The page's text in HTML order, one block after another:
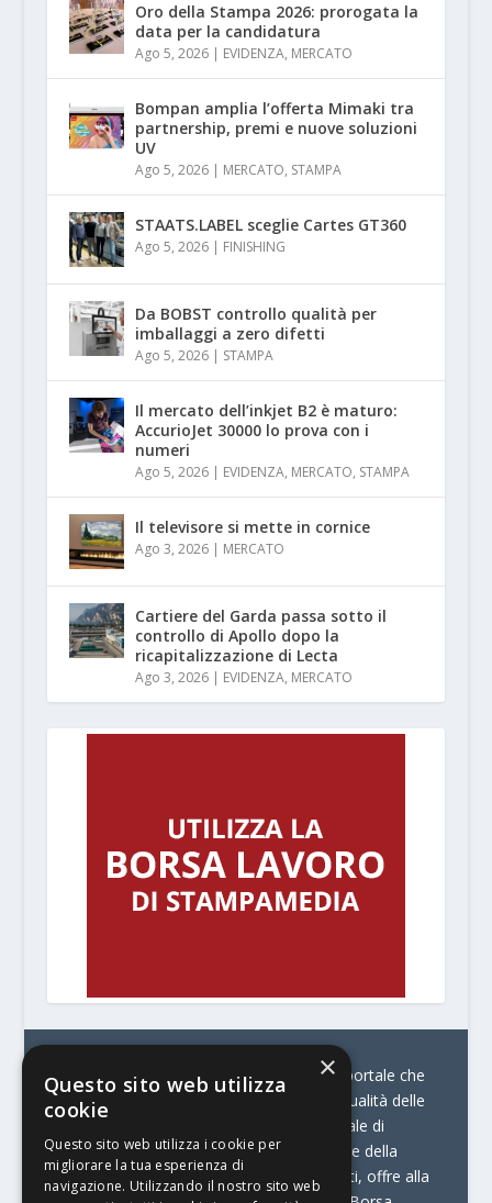
Oro della Stampa 2026: prorogata la
data per la candidatura
Ago 5, 2026| EVIDENZA, MERCATO
Bompan amplia l’offerta Mimaki tra
partnership, premi e nuove soluzioni
UV
Ago 5, 2026| MERCATO, STAMPA
STAATS.LABEL sceglie Cartes GT360
Ago 5, 2026| FINISHING
Da BOBST controllo qualità per
imballaggi a zero difetti
Ago 5, 2026| STAMPA
Il mercato dell’inkjet B2 è maturo:
AccurioJet 30000 lo prova con i
numeri
Ago 5, 2026| EVIDENZA, MERCATO, STAMPA
Il televisore si mette in cornice
Ago 3, 2026| MERCATO
Cartiere del Garda passa sotto il
controllo di Apollo dopo la
ricapitalizzazione di Lecta
Ago 3, 2026| EVIDENZA, MERCATO
© Stratego Group –
stampamedia.net è il portale che
racconta le innovazioni tecnologiche e l’attualità delle
aziende di stampa e di converting. È il portale di
riferimento per chi opera in Italia nel settore della
comunicazione stampata. Oltre ai contenuti, offre alla
×
Questo sito web utilizza
cookie
Questo sito web utilizza i cookie per
migliorare la tua esperienza di
navigazione. Utilizzando il nostro sito web